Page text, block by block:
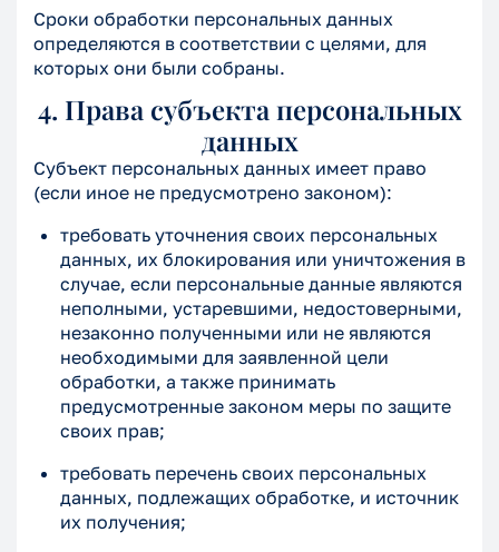
Сроки обработки персональных данных
определяются в соответствии с целями, для
которых они были собраны.
4. Права субъекта персональных
данных
Субъект персональных данных имеет право
(если иное не предусмотрено законом):
требовать уточнения своих персональных
данных, их блокирования или уничтожения в
случае, если персональные данные являются
неполными, устаревшими, недостоверными,
незаконно полученными или не являются
необходимыми для заявленной цели
обработки, а также принимать
предусмотренные законом меры по защите
своих прав;
требовать перечень своих персональных
данных, подлежащих обработке, и источник
их получения;